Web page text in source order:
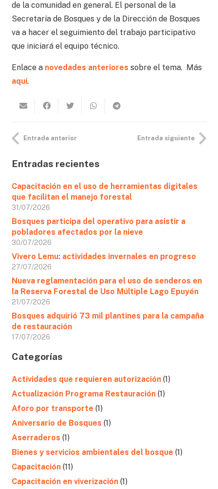
de la comunidad en general. El personal de la
Secretaría de Bosques y de la Dirección de Bosques
va a hacer el seguimiento del trabajo participativo
que iniciará el equipo técnico.
Enlace a novedades anteriores sobre el tema. Más
aquí.
Entrada anterior Entrada siguiente
Entradas recientes
Capacitación en el uso de herramientas digitales
que facilitan el manejo forestal
31/07/2026
Bosques participa del operativo para asistir a
pobladores afectados por la nieve
30/07/2026
Vivero Lemu: actividades invernales en progreso
27/07/2026
Nueva reglamentación para el uso de senderos en
la Reserva Forestal de Uso Múltiple Lago Epuyén
21/07/2026
Bosques adquirió 73 mil plantines para la campaña
de restauración
17/07/2026
Categorías
Actividades que requieren autorización (1)
Actualización Programa Restauración (1)
Aforo por transporte (1)
Aniversario de Bosques (1)
Aserraderos (1)
Bienes y servicios ambientales del bosque (1)
Capacitación (11)
Capacitación en viverización (1)